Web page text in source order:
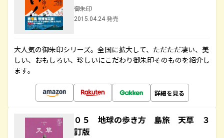
御朱印
2015.04.24 発売
大人気の御朱印シリーズ。全国に拡大して、ただただ凄い、美
しい、おもしろい、珍しいにこだわり御朱印そのものを紹介し
ます。
詳細を見る
０５ 地球の歩き方 島旅 天草 ３
訂版